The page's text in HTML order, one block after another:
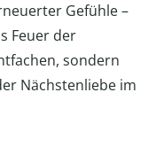
Gefühle –
Feuer der
sondern
Nächstenliebe im